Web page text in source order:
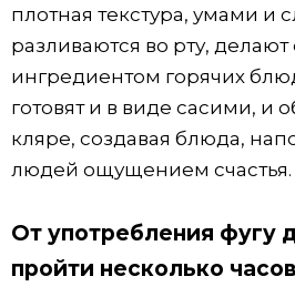
плотная текстура, умами и
разливаются во рту,
ингредиентом горячих
готовят и в виде сасими, и
кляре, создавая блюда,
людей ощущением счастья.
От употребления фугу
пройти несколько часов